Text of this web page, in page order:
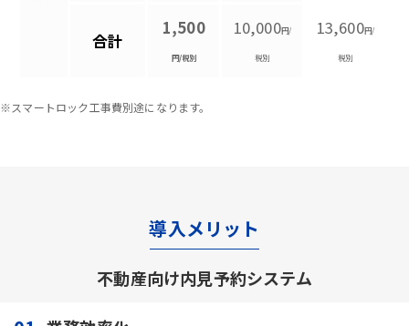
合計
1,500
円/税別
10,000円/
税別
13,600円/
税別
※スマートロック工事費別途になります。
導入メリット
不動産向け内見予約システム